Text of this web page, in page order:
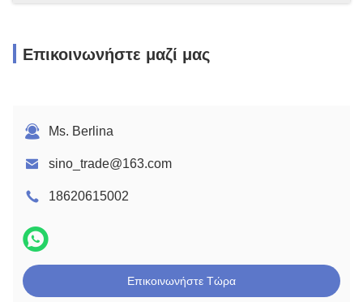
Επικοινωνήστε μαζί μας
Ms. Berlina
sino_trade@163.com
18620615002
Επικοινωνήστε Τώρα